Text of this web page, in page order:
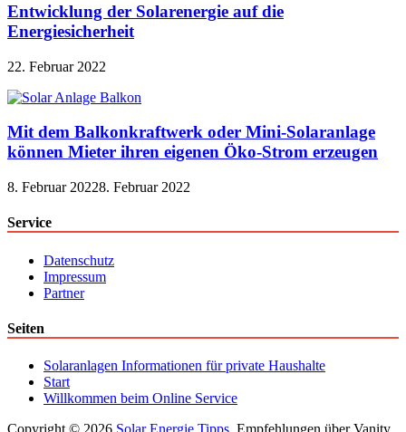
Entwicklung der Solarenergie auf die
Energiesicherheit
22. Februar 2022
Mit dem Balkonkraftwerk oder Mini-Solaranlage
können Mieter ihren eigenen Öko-Strom erzeugen
8. Februar 20228. Februar 2022
Service
Datenschutz
Impressum
Partner
Seiten
Solaranlagen Informationen für private Haushalte
Start
Willkommen beim Online Service
Copyright © 2026 Solar Energie Tipps . Empfehlungen über Vanity